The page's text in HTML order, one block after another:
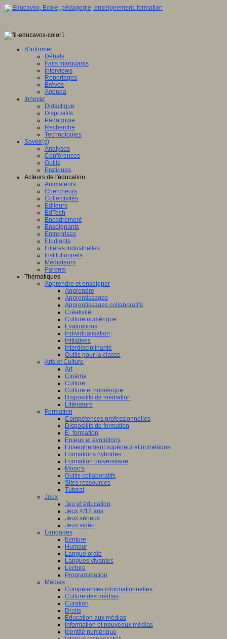
S'informer
Débats
Faits marquants
Interviews
Reportages
Brèves
Agenda
Innover
Didactique
Dispositifs
Pédagogie
Recherche
Technologies
Savoir(s)
Analyses
Conférences
Outils
Pratiques
Acteurs de l'éducation
Animateurs
Chercheurs
Collectivités
Editeurs
EdTech
Encadrement
Enseignants
Entreprises
Etudiants
Filières industrielles
Institutionnels
Médiateurs
Parents
Thématiques
Apprendre et enseigner
Apprendre
Apprentissages
Apprentissages collaboratifs
Créativité
Culture numérique
Evaluations
Individualisation
Initiatives
Interdisciplinarité
Outils pour la classe
Arts et Culture
Art
Cinéma
Culture
Culture et numérique
Dispositifs de médiation
Littérature
Formation
Compétences professionnelles
Dispositifs de formation
E- formation
Enjeux et évolutions
Enseignement supérieur et numérique
Formations hybrides
Formation universitaire
Mooc’s
Outils collaboratifs
Sites ressources
Tutorat
Jeux
Jeu et éducation
Jeux 4/12 ans
Jeux sérieux
Jeux vidéo
Langages
Ecriture
Humour
Langue orale
Langues vivantes
Lecture
Programmation
Médias
Compétences informationnelles
Culture des médias
Curation
Droits
Education aux médias
Information et nouveaux médias
Identité numérique